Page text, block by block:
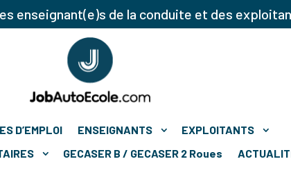
enseignant(e)s de la conduite et des
D’EMPLOI ENSEIGNANTS
EXPLOITANTS
GECASER B / GECASER 2 Roues